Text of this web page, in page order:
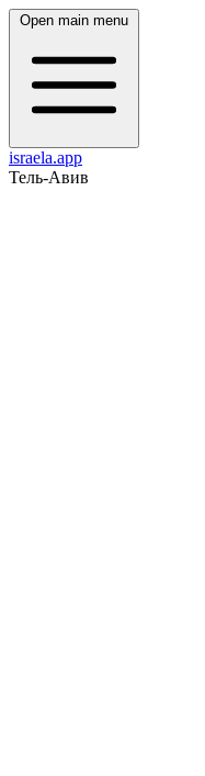
Open main menu
israela.app
Тель-Авив